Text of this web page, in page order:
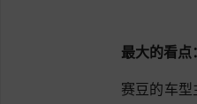
最大的看点
赛豆的车